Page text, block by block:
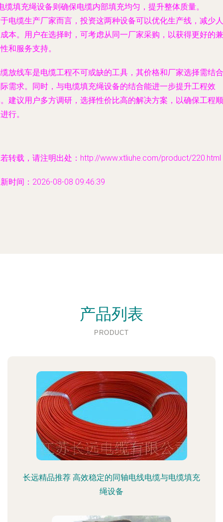
缆填充绳设备则确保电缆内部填充均匀，提升整体质量。
电缆生产厂家而言，投资这两种设备可以优化生产线，减少人
本。用户在选择时，可考虑从同一厂家采购，以获得更好的兼
和服务支持。
放线车是电缆工程不可或缺的工具，其价格和厂家选择需结合
需求。同时，与电缆填充绳设备的结合能进一步提升工程效
建议用户多方调研，选择性价比高的解决方案，以确保工程顺
行。
转载，请注明出处：http://www.xtliuhe.com/product/220.html
时间：2026-08-08 09:46:39
产品列表
PRODUCT
长远精品推荐 高效稳定的同轴电线电缆与电缆填充
绳设备